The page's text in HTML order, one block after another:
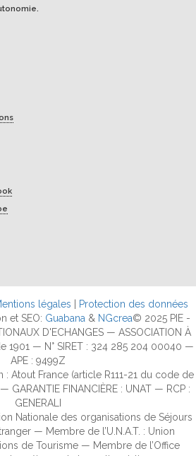
légales
Protection des données
et SEO: Guabana & NGcrea© 2025 PIE -
D'ECHANGES — ASSOCIATION À
1901 — N° SIRET : 324 285 204 00040 —
APE : 9499Z
: Atout France (article R111-21 du code de
GARANTIE FINANCIÈRE : UNAT — RCP :
GENERALI
Nationale des organisations de Séjours
— Membre de l’U.N.A.T. : Union
de Tourisme — Membre de l’Office